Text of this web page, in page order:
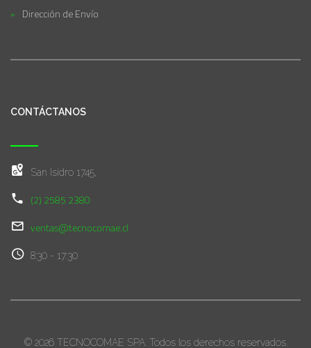
Dirección de Envío
CONTÁCTANOS
San Isidro 1745,
(2) 2585 2380
ventas@tecnocomae.cl
8:30 - 17:30
© 2026 TECNOCOMAE SPA. Todos los derechos reservados.